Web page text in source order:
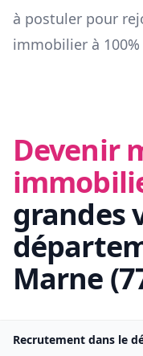
à postuler pour
immobilier à
Devenir
grandes
Marne (
Recrutement dans le